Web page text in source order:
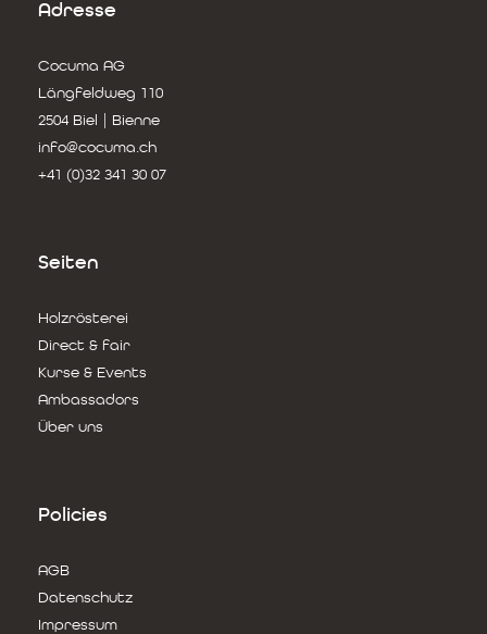
Adresse
Cocuma AG
Längfeldweg 110
2504 Biel | Bienne
info@cocuma.ch
+41 (0)32 341 30 07
Seiten
Holzrösterei
Direct & fair
Kurse & Events
Ambassadors
Über uns
Policies
AGB
Datenschutz
Impressum